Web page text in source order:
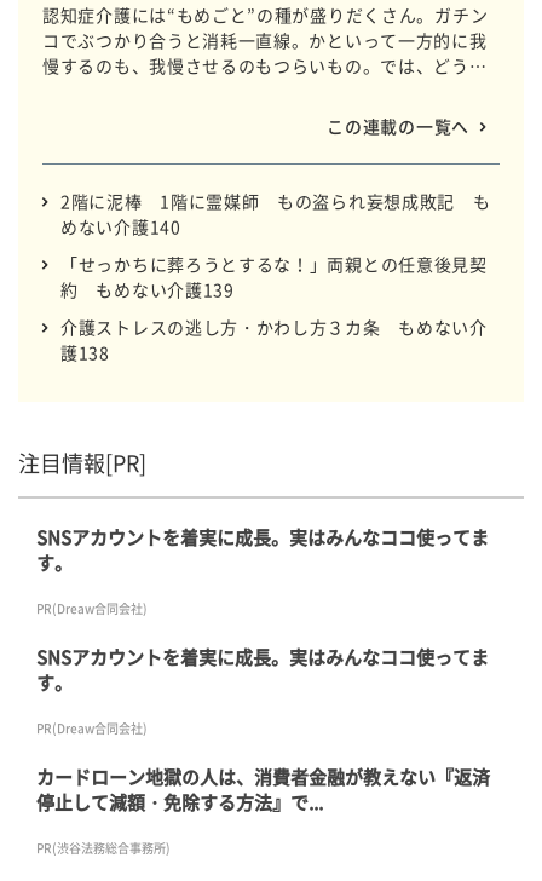
認知症介護には“もめごと”の種が盛りだくさん。ガチン
コでぶつかり合うと消耗一直線。かといって一方的に我
慢するのも、我慢させるのもつらいもの。では、どうす
まなトラブルをもめずに解決するヒントをご紹介しま
この連載の一覧へ
2階に泥棒 1階に霊媒師 もの盗られ妄想成敗記 も
めない介護140
「せっかちに葬ろうとするな！」両親との任意後見契
約 もめない介護139
介護ストレスの逃し方・かわし方３カ条 もめない介
護138
注目情報[PR]
SNSアカウントを着実に成長。実はみんなココ使ってま
す。
PR(Dreaw合同会社)
SNSアカウントを着実に成長。実はみんなココ使ってま
す。
PR(Dreaw合同会社)
カードローン地獄の人は、消費者金融が教えない『返済
停止して減額・免除する方法』で...
PR(渋谷法務総合事務所)